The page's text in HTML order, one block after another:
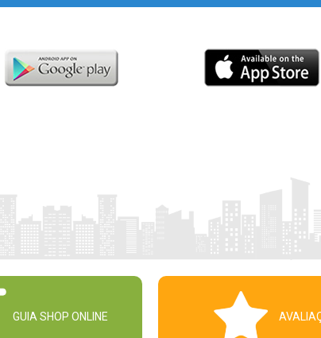
GUIA SHOP ONLINE